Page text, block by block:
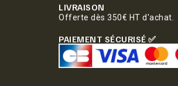
LIVRAISON
Offerte dès 350€ HT d'achat.
PAIEMENT SÉCURISÉ ✅